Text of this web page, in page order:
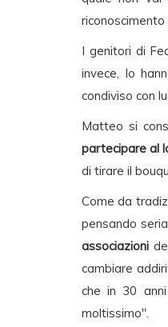
riconoscimento
I genitori di
invece, lo
condiviso con
Matteo si
partecipare al
di tirare il
Come da
pensando
associazioni
cambiare
che in 30
moltissimo".